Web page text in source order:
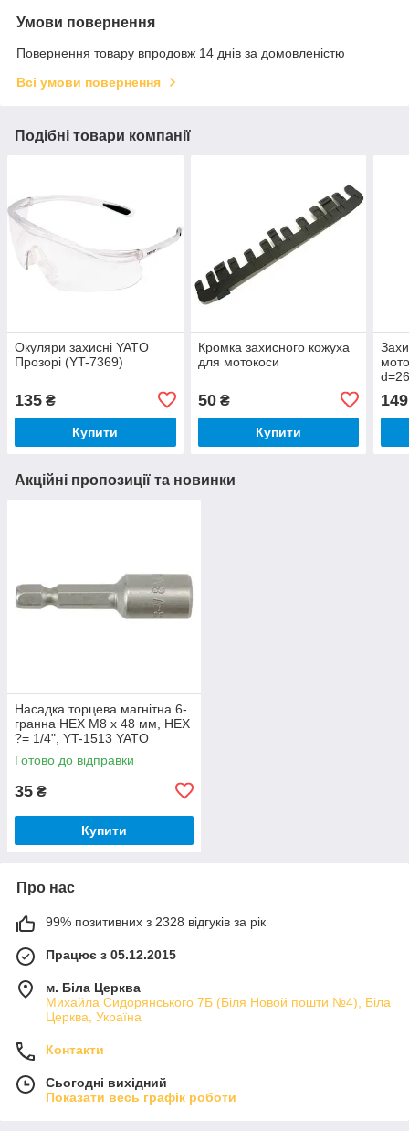
Умови повернення
Повернення товару впродовж 14 днів за домовленістю
Всі умови повернення
Подібні товари компанії
Окуляри захисні YATO
Прозорі (YT-7369)
135 ₴
Купити
Кромка захисного кожуха
для мотокоси
50₴
Купити
149
Акційні пропозиції та новинки
Насадка торцева магнітна 6-
гранна HEX M8 x 48 мм, HEX
?= 1/4", YT-1513 YATO
Готово до відправки
35 ₴
Купити
Про нас
99% позитивних з 2328 відгуків за рік
Працює з 05.12.2015
м. Біла Церква
Михайла Сидорянського 7Б (Біля Новой пошти №4), Біла
Церква, Україна
Контакти
Сьогодні вихідний
Показати весь графік роботи